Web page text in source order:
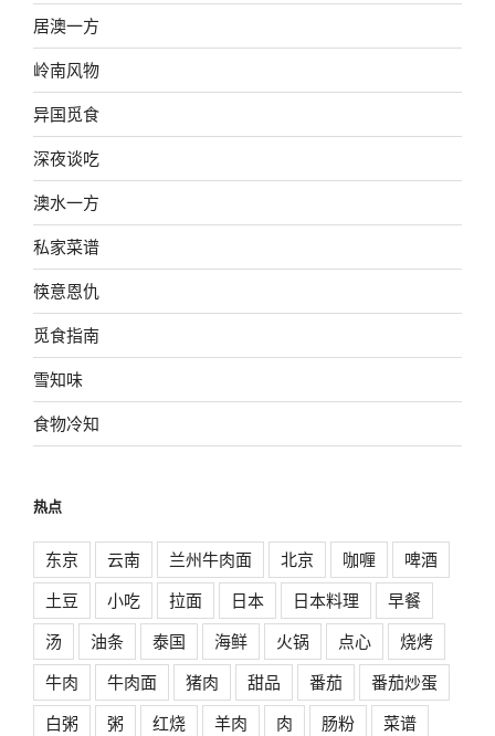
居澳一方
岭南风物
异国觅食
深夜谈吃
澳水一方
私家菜谱
筷意恩仇
觅食指南
雪知味
食物冷知
热点
东京 云南 兰州牛肉面 北京 咖喱
啤酒
土豆
小吃 拉面 日本 日本料理
早餐
汤
油条 泰国 海鲜 火锅 点心
烧烤
牛肉
牛肉面 猪肉 甜品 番茄
番茄炒蛋
白粥
粥 红烧 羊肉 肉 肠粉
菜谱